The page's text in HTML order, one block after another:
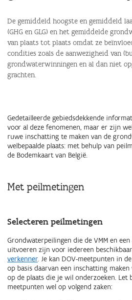
De gemiddeld hoogste en gemiddeld
(GHG en GLG) en het gemiddelde
van plaats tot plaats omdat ze
condities zoals de aanwezigheid van
grondwaterwinningen en al dan niet
grachten.
Gedetailleerde gebiedsdekkende
voor al deze fenomenen, maar er zijn
ruwe inschatting te maken van de
welbepaalde plaats: met behulp van
de Bodemkaart van België.
Met peilmetingen
Selecteren peilmetingen
Grondwaterpeilingen die de VMM en
uitvoeren zijn voor iedereen
verkenner. Je kan DOV-meetpunten in
op basis daarvan een inschatting
op de plaats die je wil onderzoeken. Let
meetpunten wel op volgend zaken: